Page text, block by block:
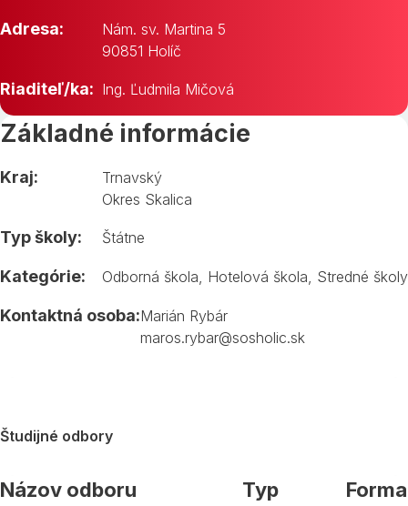
Adresa:
Nám. sv. Martina 5
90851 Holíč
Riaditeľ/ka: Ing. Ľudmila Mičová
Základné informácie
Kraj:
Trnavský
Okres Skalica
Typ školy: Štátne
Kategórie: Odborná škola Hotelová škola Stredné školy
Kontaktná osoba:Marián Rybár
maros.rybar@sosholic.sk
Študijné odbory
Názov odboru
Typ
Forma